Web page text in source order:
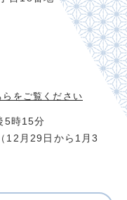
らをご覧ください
5時15分
12月29日から1月3